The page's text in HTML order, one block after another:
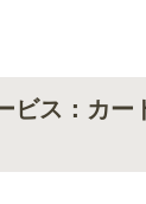
ビス：カー